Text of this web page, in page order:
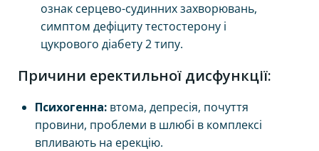
ознак серцево-судинних захворювань,
симптом дефіциту тестостерону і
цукрового діабету 2 типу.
Причини еректильної дисфункції:
Психогенна: втома, депресія, почуття
провини, проблеми в шлюбі в комплексі
впливають на ерекцію.